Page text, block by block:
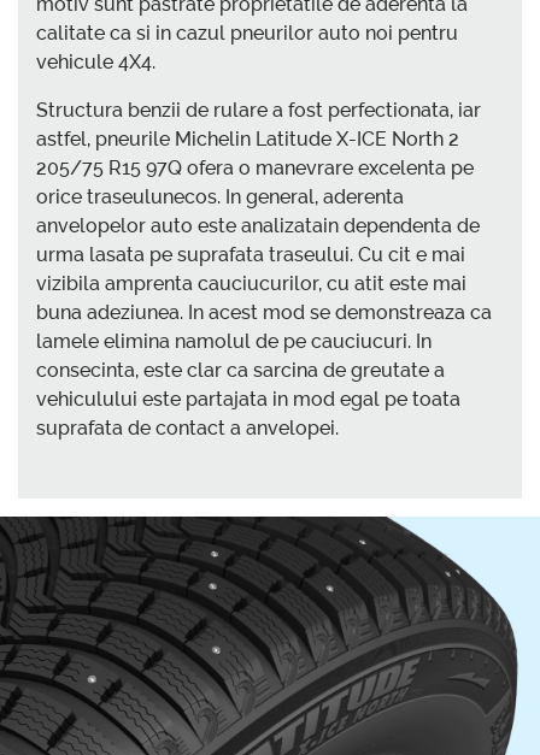
calitate ca si in cazul pneurilor auto noi pentru
vehicule 4X4.
Structura benzii de rulare a fost perfectionata, iar
astfel, pneurile Michelin Latitude X-ICE North 2
205/75 R15 97Q ofera o manevrare excelenta pe
orice traseulunecos. In general, aderenta
anvelopelor auto este analizatain dependenta de
urma lasata pe suprafata traseului. Cu cit e mai
vizibila amprenta cauciucurilor, cu atit este mai
buna adeziunea. In acest mod se demonstreaza ca
lamele elimina namolul de pe cauciucuri. In
consecinta, este clar ca sarcina de greutate a
vehiculului este partajata in mod egal pe toata
suprafata de contact a anvelopei.